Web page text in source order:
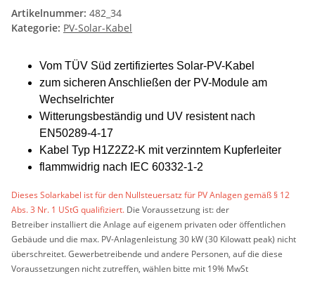
Artikelnummer: 482_34
Kategorie: PV-Solar-Kabel
Vom TÜV Süd zertifiziertes Solar-PV-Kabel
zum sicheren Anschließen der PV-Module am
Wechselrichter
Witterungsbeständig und UV resistent nach
EN50289-4-17
Kabel Typ H1Z2Z2-K mit verzinntem Kupferleiter
flammwidrig nach IEC 60332-1-2
Dieses Solarkabel ist für den Nullsteuersatz für PV Anlagen gemäß § 12
Abs. 3 Nr. 1 UStG qualifiziert. Die Voraussetzung ist: der
Betreiber installiert die Anlage auf eigenem privaten oder öffentlichen
Gebäude und die max. PV-Anlagenleistung 30 kW (30 Kilowatt peak) nicht
überschreitet. Gewerbetreibende und andere Personen, auf die diese
Voraussetzungen nicht zutreffen, wählen bitte mit 19% MwSt